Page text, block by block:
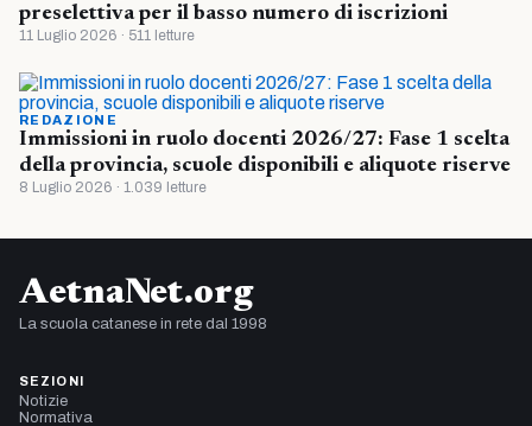
preselettiva per il basso numero di iscrizioni
11 Luglio 2026 · 511 letture
REDAZIONE
Immissioni in ruolo docenti 2026/27: Fase 1 scelta
della provincia, scuole disponibili e aliquote riserve
8 Luglio 2026 · 1.039 letture
AetnaNet.org
La scuola catanese in rete dal 1998
SEZIONI
Notizie
Normativa